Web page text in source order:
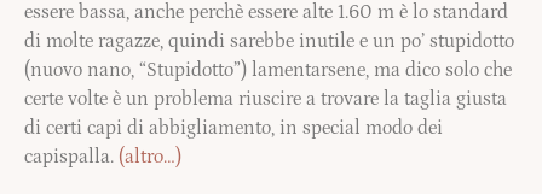
essere bassa, anche perchè essere alte 1.60 m è lo standard
di molte ragazze, quindi sarebbe inutile e un po’ stupidotto
(nuovo nano, “Stupidotto”) lamentarsene, ma dico solo che
certe volte è un problema riuscire a trovare la taglia giusta
di certi capi di abbigliamento, in special modo dei
capispalla. (altro…)